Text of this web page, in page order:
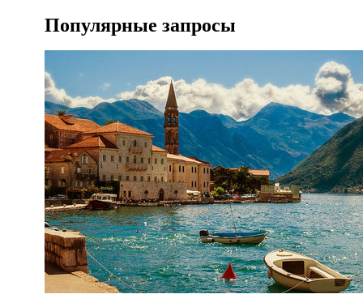
Популярные запросы